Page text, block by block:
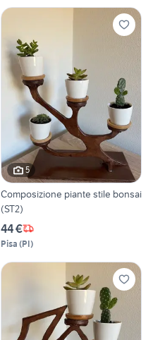
5
Composizione piante stile bonsai
(ST2)
44 €
Pisa (PI)